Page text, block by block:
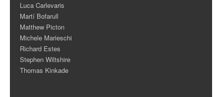
Luca Carlevaris
Martí Bofarull
Matthew Picton
Michele Marieschi
Richard Estes
Stephen Wiltshire
Thomas Kinkade